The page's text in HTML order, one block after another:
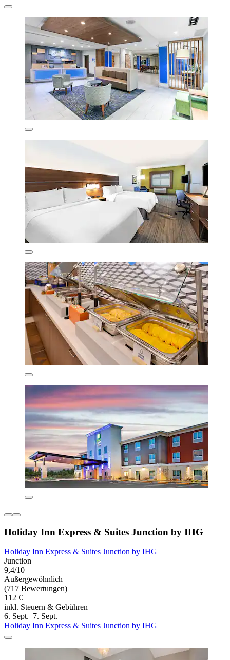
Holiday Inn Express & Suites Junction by IHG
Holiday Inn Express & Suites Junction by IHG
Junction
9,4/10
Außergewöhnlich
(717 Bewertungen)
112 €
inkl. Steuern & Gebühren
6. Sept.–7. Sept.
Holiday Inn Express & Suites Junction by IHG